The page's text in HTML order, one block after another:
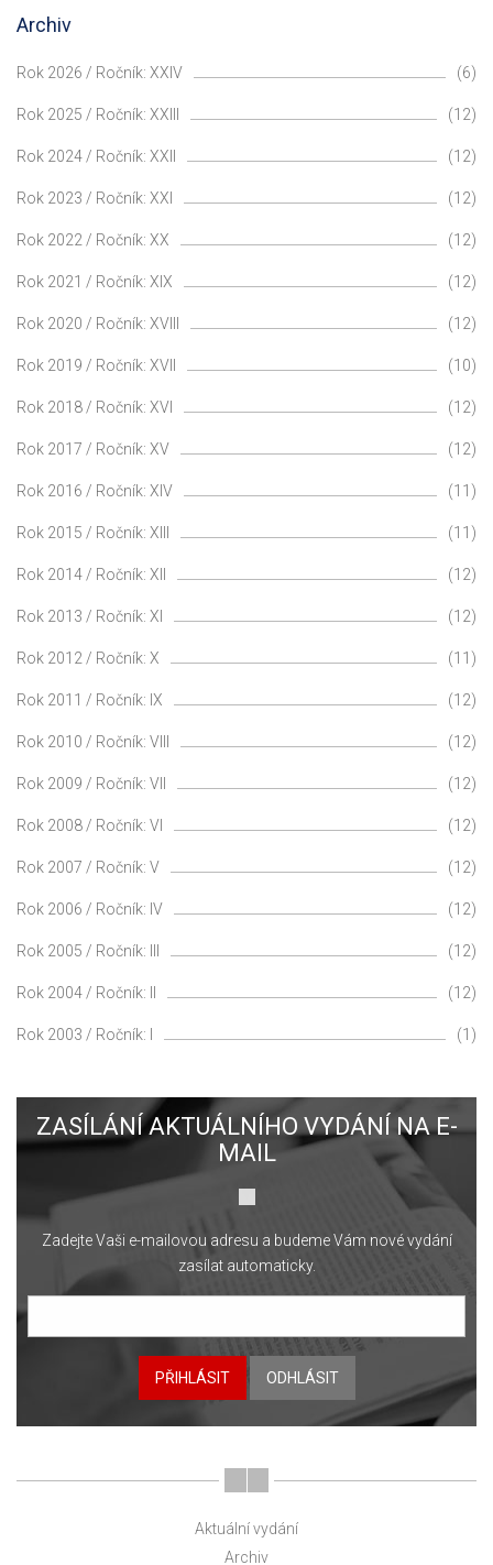
Archiv
Rok 2026 / Ročník: XXIV (6)
Rok 2025 / Ročník: XXIII (12)
Rok 2024 / Ročník: XXII (12)
Rok 2023 / Ročník: XXI (12)
Rok 2022 / Ročník: XX (12)
Rok 2021 / Ročník: XIX (12)
Rok 2020 / Ročník: XVIII (12)
Rok 2019 / Ročník: XVII (10)
Rok 2018 / Ročník: XVI (12)
Rok 2017 / Ročník: XV (12)
Rok 2016 / Ročník: XIV (11)
Rok 2015 / Ročník: XIII (11)
Rok 2014 / Ročník: XII (12)
Rok 2013 / Ročník: XI (12)
Rok 2012 / Ročník: X (11)
Rok 2011 / Ročník: IX (12)
Rok 2010 / Ročník: VIII (12)
Rok 2009 / Ročník: VII (12)
Rok 2008 / Ročník: VI (12)
Rok 2007 / Ročník: V (12)
Rok 2006 / Ročník: IV (12)
Rok 2005 / Ročník: III (12)
Rok 2004 / Ročník: II (12)
Rok 2003 / Ročník: I (1)
ZASÍLÁNÍ AKTUÁLNÍHO VYDÁNÍ NA E-
MAIL
Zadejte Vaši e-mailovou adresu a budeme Vám nové vydání
zasílat automaticky.
PŘIHLÁSIT ODHLÁSIT
Aktuální vydání
Archiv